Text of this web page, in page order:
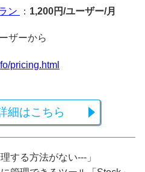
ン
： 1,200円/ユーザー/月
ザーから
pricing.html
細はこちら
する方法がない---」